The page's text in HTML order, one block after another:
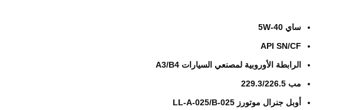
ساي 5W-40
API SN/CF
الرابطة الأوروبية لمصنعي السيارات A3/B4
مب 229.3/226.5
أوبل جنرال موتورز LL-A-025/B-025